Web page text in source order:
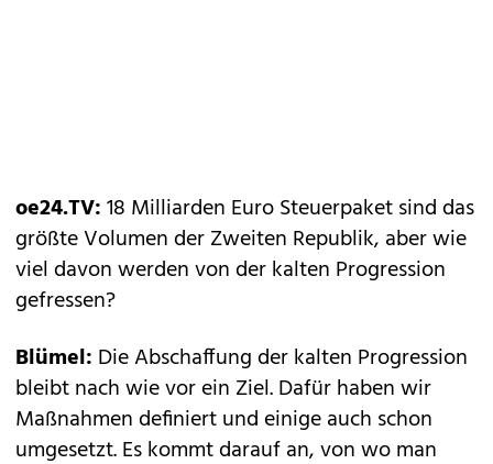
oe24.TV:18 Milliarden Euro Steuerpaket sind das
größte Volumen der Zweiten Republik, aber wie
viel davon werden von der kalten Progression
gefressen?
Blümel: Die Abschaffung der kalten Progression
bleibt nach wie vor ein Ziel. Dafür haben wir
Maßnahmen definiert und einige auch schon
umgesetzt. Es kommt darauf an, von wo man